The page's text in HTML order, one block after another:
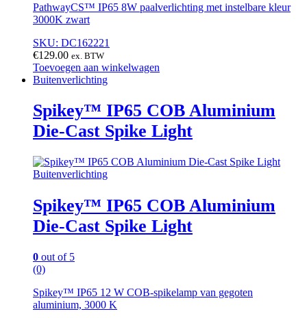
PathwayCS™ IP65 8W paalverlichting met instelbare kleur
3000K zwart
SKU: DC162221
€129.00 ex. BTW
Toevoegen aan winkelwagen
Buitenverlichting
Spikey™ IP65 COB Aluminium
Die-Cast Spike Light
Buitenverlichting
Spikey™ IP65 COB Aluminium
Die-Cast Spike Light
0 out of 5
(0)
Spikey™ IP65 12 W COB-spikelamp van gegoten
aluminium, 3000 K